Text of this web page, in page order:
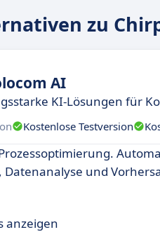
zu
AI
KI-Lösungen für
Kostenlose Testversion
und
anzeigen